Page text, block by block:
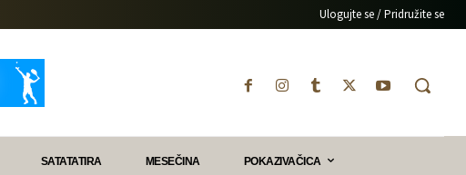
Ulogujte se / Pridružite se
SATATATIRA MESEČINA POKAZIVAČICA